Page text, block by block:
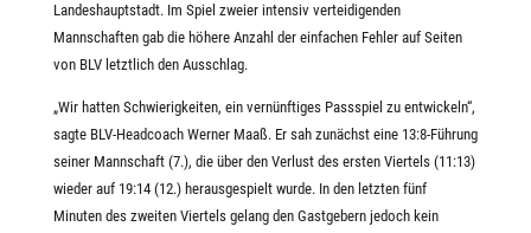
Landeshauptstadt. Im Spiel zweier intensiv verteidigenden
Mannschaften gab die höhere Anzahl der einfachen Fehler auf Seiten
von BLV letztlich den Ausschlag.
„Wir hatten Schwierigkeiten, ein vernünftiges Passspiel zu entwickeln“,
sagte BLV-Headcoach Werner Maaß. Er sah zunächst eine 13:8-Führung
seiner Mannschaft (7.), die über den Verlust des ersten Viertels (11:13)
wieder auf 19:14 (12.) herausgespielt wurde. In den letzten fünf
Minuten des zweiten Viertels gelang den Gastgebern jedoch kein